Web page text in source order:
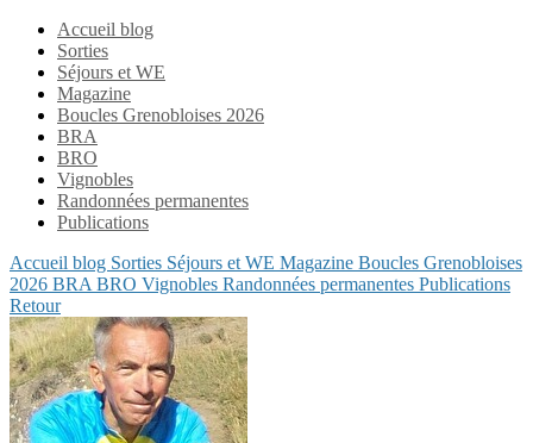
Accueil blog
Sorties
Séjours et WE
Magazine
Boucles Grenobloises 2026
BRA
BRO
Vignobles
Randonnées permanentes
Publications
Accueil blog Sorties Séjours et WE Magazine Boucles Grenobloises
2026 BRA BRO Vignobles Randonnées permanentes Publications
Retour